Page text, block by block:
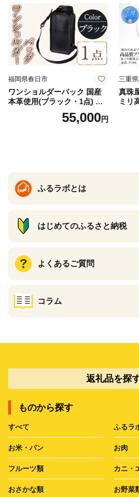
福岡県春日市
ワンショルダーバック 国産
本革使用(ブラック・1点) 鞄
バック バッグ カバン レザー
国産 日本製 牛革 黒 革 革製
55,000円
三重
真珠
ミリ
t900
ック
ふるラボとは
はじめてのふるさと納税
よくあるご質問
コラム
返礼品を探
ものから探す
すべて ふるラ
お米・パン お肉
フルーツ類 カニ・
おさかな類 お野菜